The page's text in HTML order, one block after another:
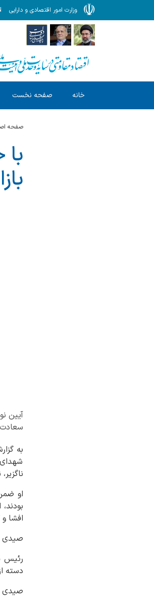
وزارت امور اقتصادی و دارایی
خانه صفحه نخست
صفحه
به
ناگزیر،
او
افشا
صیدی
رئیس
دسته
صیدی توضیح داد: از